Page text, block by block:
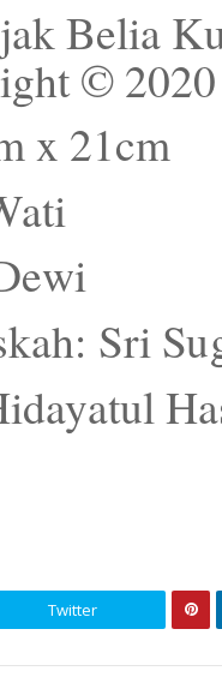
Belia K
ht © 2020
x 21cm
ati
ewi
kah: Sri Su
idayatulH
Twitter